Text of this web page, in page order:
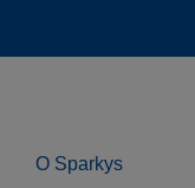
O Sparkys